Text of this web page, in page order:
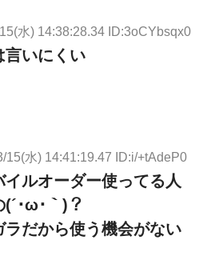
水) 14:38:28.34 ID:3oCYbsqx0
言いにくい
15(水) 14:41:19.47 ID:i/+tAdeP0
ルオーダー使ってる人
(´･ω･｀)？
ラだから使う機会がない